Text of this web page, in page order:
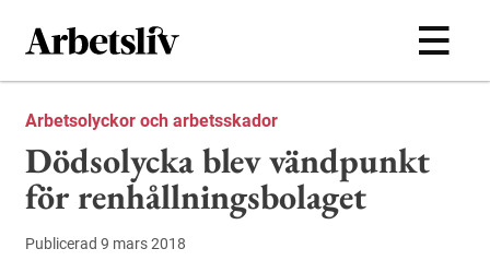
Hoppa till huvudinnehållet
Arbetsolyckor och arbetsskador
Dödsolycka blev vändpunkt
för renhållningsbolaget
Publicerad 9 mars 2018